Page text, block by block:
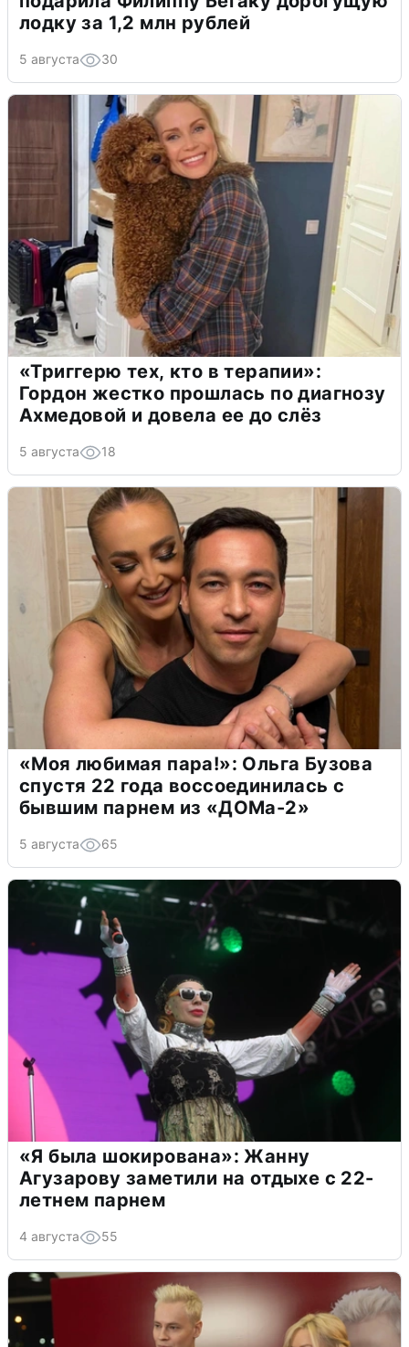
лодку за 1,2 млн рублей
5 августа 30
«Триггерю тех, кто в терапии»:
Гордон жестко прошлась по диагнозу
Ахмедовой и довела ее до слёз
5 августа 18
«Моя любимая пара!»: Ольга Бузова
спустя 22 года воссоединилась с
бывшим парнем из «ДОМа-2»
5 августа 65
«Я была шокирована»: Жанну
Агузарову заметили на отдыхе с 22-
летнем парнем
4 августа 55